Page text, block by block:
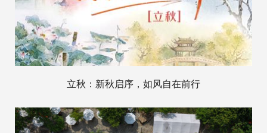
立秋：新秋启序，如风自在前行